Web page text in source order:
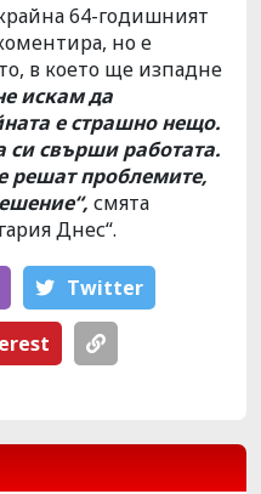
64-годишният
но е
в което ще изпадне
искам да
е страшно нещо.
свърши работата.
решат проблемите,
смята
Днес“.
Тwitter